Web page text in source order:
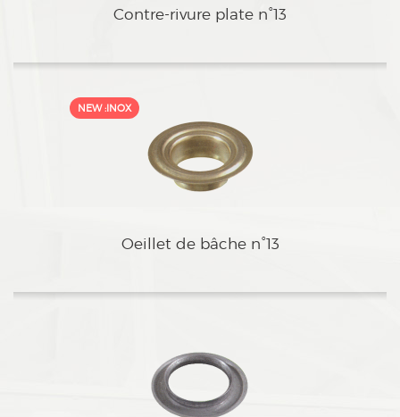
cContre-rivure plate n°13
cOeillet de bâche n°13